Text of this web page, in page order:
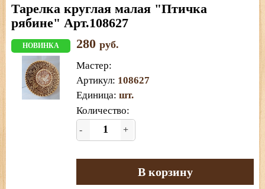
Тарелка круглая малая "Птичка
рябине" Арт.108627
НОВИНКА 280 руб.
Мастер:
Артикул: 108627
Единица: шт.
Количество:
- +
В корзину